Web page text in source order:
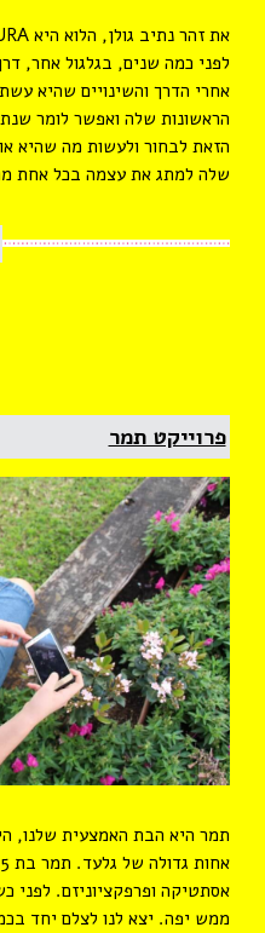
לפני כמה שנים, בגלגול אחר,
אחרי הדרך והשינויים שהיא
הראשונות שלה ואפשר לומר
הזאת לבחור ולעשות מה שהיא
שלה למתג את עצמה בכל אחת
פרוייקט תמר
תמר היא הבת האמצעית שלנו,
אסתטיקה ופרפקציוניזם.
ממש יפה. יצא לנו לצלם יחד